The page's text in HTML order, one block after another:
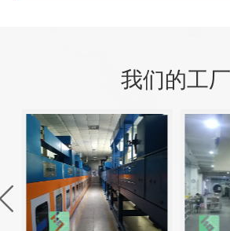
我们的工厂